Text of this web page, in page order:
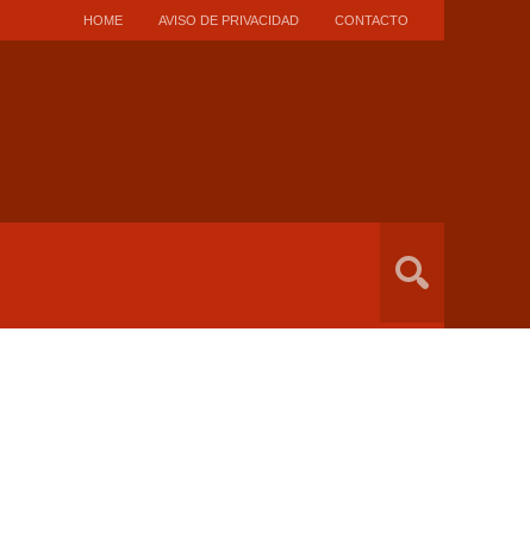
HOME AVISO DE PRIVACIDAD CONTACTO